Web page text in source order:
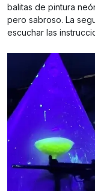
balitas de pintura
pero sabroso. La
escuchar las